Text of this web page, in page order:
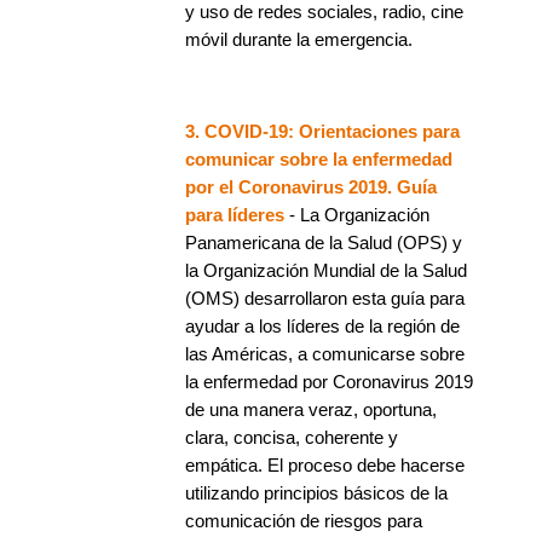
y uso de redes sociales, radio, cine
móvil durante la emergencia.
3. COVID-19: Orientaciones para
comunicar sobre la enfermedad
por el Coronavirus 2019. Guía
para líderes - La Organización
Panamericana de la Salud (OPS) y
la Organización Mundial de la Salud
(OMS) desarrollaron esta guía para
ayudar a los líderes de la región de
las Américas, a comunicarse sobre
la enfermedad por Coronavirus 2019
de una manera veraz, oportuna,
clara, concisa, coherente y
empática. El proceso debe hacerse
utilizando principios básicos de la
comunicación de riesgos para